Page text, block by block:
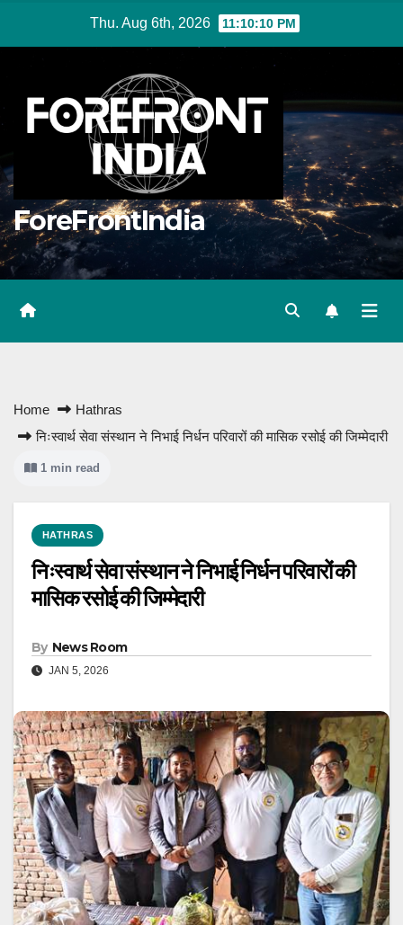
Thu. Aug 6th, 2026 11:10:11 PM
ForeFrontIndia
Home
Hathras
निःस्वार्थ सेवा संस्थान ने निभाई निर्धन परिवारों की मासिक रसोई की जिम्मेदारी
1 min read
HATHRAS
निःस्वार्थ सेवा संस्थान ने निभाई निर्धन परिवारों की
मासिक रसोई की जिम्मेदारी
By News Room
JAN 5, 2026